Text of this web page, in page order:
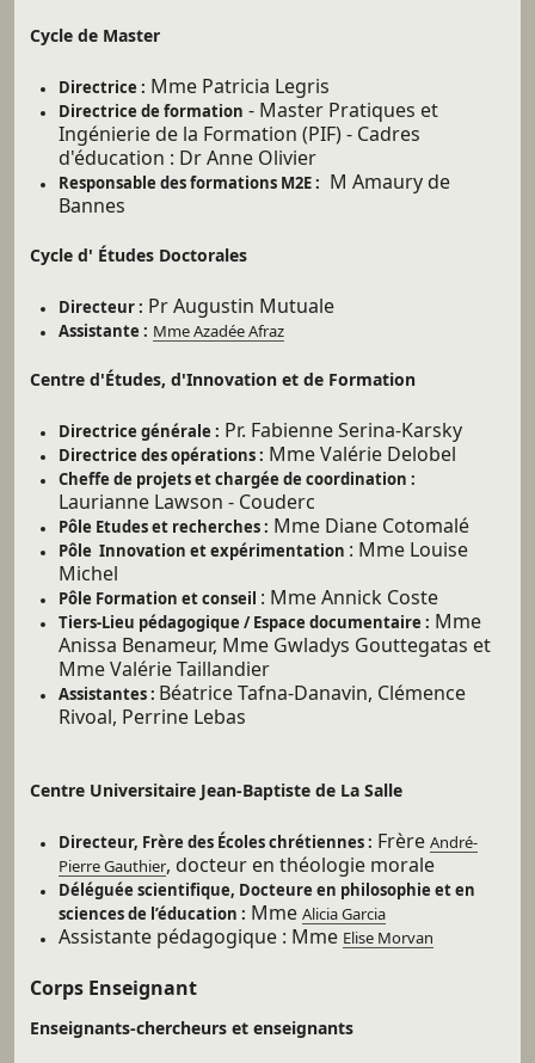
Cycle de Master
Directrice : Mme Patricia Legris
Directrice de formation - Master Pratiques et
Ingénierie de la Formation (PIF) - Cadres
d'éducation : Dr Anne Olivier
Responsable des formations M2E : M Amaury de
Bannes
Cycle d' Études Doctorales
Directeur : Pr Augustin Mutuale
Assistante : Mme Azadée Afraz
Centre d'Études, d'Innovation et de Formation
Directrice générale : Pr. Fabienne Serina-Karsky
Directrice des opérations : Mme Valérie Delobel
Cheffe de projets et chargée de coordination :
Laurianne Lawson - Couderc
Pôle Etudes et recherches : Mme Diane Cotomalé
Pôle Innovation et expérimentation : Mme Louise
Michel
Pôle Formation et conseil : Mme Annick Coste
Tiers-Lieu pédagogique / Espace documentaire : Mme
Anissa Benameur, Mme Gwladys Gouttegatas et
Mme Valérie Taillandier
Assistantes : Béatrice Tafna-Danavin, Clémence
Rivoal, Perrine Lebas
Centre Universitaire Jean-Baptiste de La Salle
Directeur, Frère des Écoles chrétiennes : Frère André-
Pierre Gauthier, docteur en théologie morale
Déléguée scientifique, Docteure en philosophie et en
sciences de l’éducation : Mme Alicia Garcia
Assistante pédagogique : Mme Elise Morvan
Corps Enseignant
Enseignants-chercheurs et enseignants